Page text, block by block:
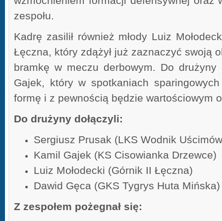
zespołu.
Kadrę zasilił również młody Luiz
Łęczna, który zdążył już zaznaczyć swoją
bramkę w meczu derbowym. Do drużyny
Gajek, który w spotkaniach sparingowych
formę i z pewnością będzie wartościowym
Do drużyny dołączyli:
Sergiusz Prusak (LKS Wodnik
Kamil Gajek (KS Cisowianka Drzewce)
Luiz Mołodecki (Górnik II Łęczna)
Dawid Gęca (GKS Tygrys Huta Mińska)
Z zespołem pożegnał się: